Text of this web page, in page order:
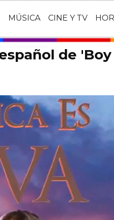
MÚSICA CINE Y TV
de